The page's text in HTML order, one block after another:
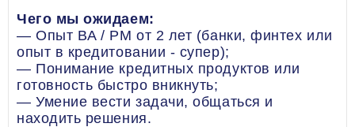
Чего мы ожидаем:
— Опыт BA / PM от 2 лет (банки, финтех или
опыт в кредитовании - супер);
— Понимание кредитных продуктов или
готовность быстро вникнуть;
— Умение вести задачи, общаться и
находить решения.